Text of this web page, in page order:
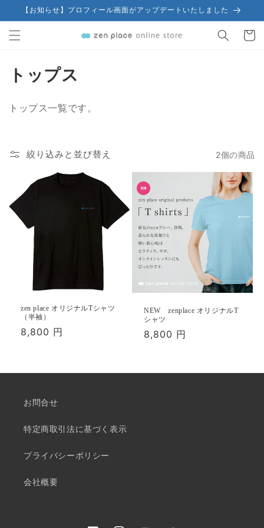
ンツに
進む
【お知らせ】プロフィール画面がアップデートいたしました
カ
ー
コ
ク
ョ
:
トップス
トップス一覧です。
絞り込みと並び替え 2個の商品
zen place オリジナルTシャツ
（半袖）
通
格
8,800 円
NEW zenplace オリジナルT
シャツ
通
格
8,800 円
お問合せ
特定商取引法に基づく表示
プライバシーポリシー
会社概要